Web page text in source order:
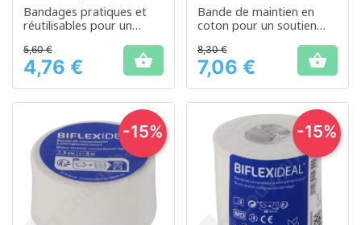
Bandages pratiques et
réutilisables pour un
articulations
Prix
5,60 €
4,76 € 
Bande de maintien en
coton pour un soutien
Prix
8,30 €
7,06 € 
-15% -15%